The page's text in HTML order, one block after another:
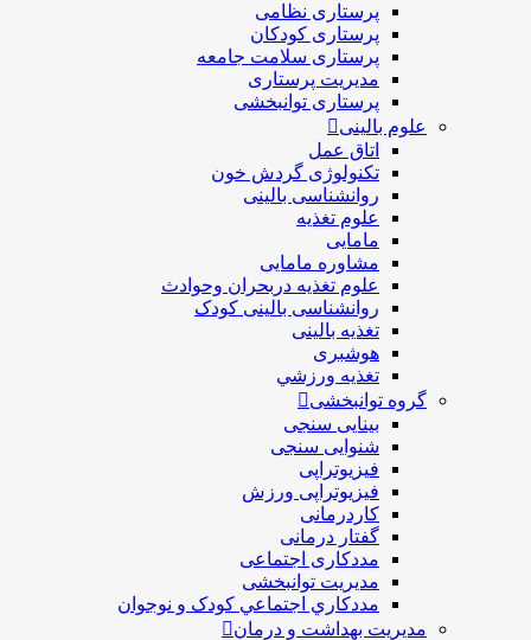
پرستاری نظامی
پرستاری کودکان
پرستاری سلامت جامعه
مدیریت پرستاری
پرستاری توانبخشی
علوم بالینی
اتاق عمل
تکنولوژی گردش خون
روانشناسی بالینی
علوم تغذیه
مامایی
مشاوره مامایی
علوم تغذیه دربحران وحوادث
روانشناسی بالینی کودک
تغذیه بالینی
هوشبری
تغذيه ورزشي
گروه توانبخشی
بینایی سنجی
شنوایی سنجی
فیزیوتراپی
فیزیوتراپی ورزش
کاردرمانی
گفتار درمانی
مددکاری اجتماعی
مديريت توانبخشی
مددکاري اجتماعي کودک و نوجوان
مدیریت بهداشت و درمان